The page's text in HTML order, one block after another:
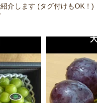
介します (タグ付けもOK！)